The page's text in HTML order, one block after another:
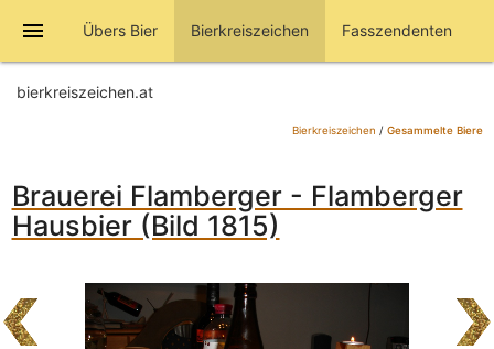
menu Übers Bier Bierkreiszeichen Fasszendenten
bierkreiszeichen.at
Bierkreiszeichen / Gesammelte Biere
Brauerei Flamberger - Flamberger
Hausbier (Bild 1815)